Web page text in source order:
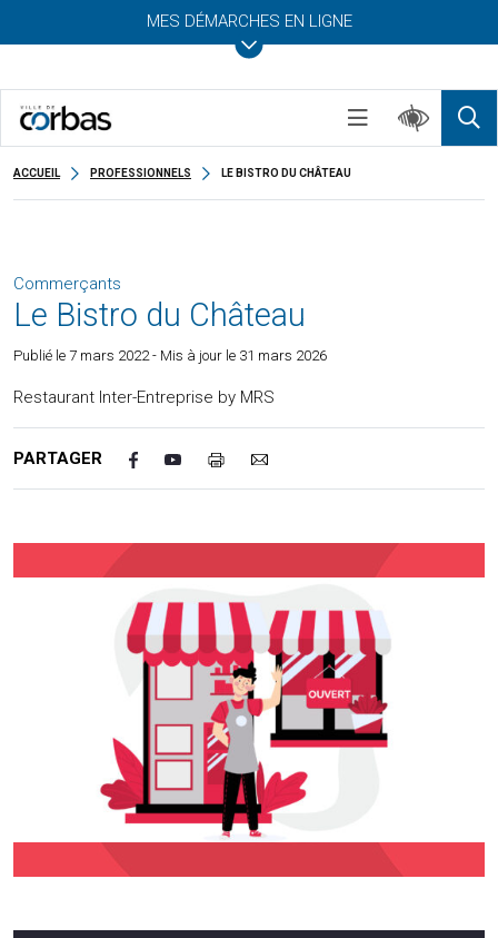
MES DÉMARCHES EN LIGNE
ACCUEIL PROFESSIONNELS LE BISTRO DU CHÂTEAU
Commerçants
Le Bistro du Château
Publié le 7 mars 2022- Mis à jour le 31 mars 2026
Restaurant Inter-Entreprise by MRS
PARTAGER